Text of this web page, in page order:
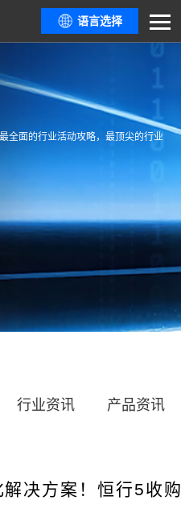
语言选择
全面的行业活动攻略，最顶尖的行业
行业资讯 产品资讯
决方案！恒行5收购